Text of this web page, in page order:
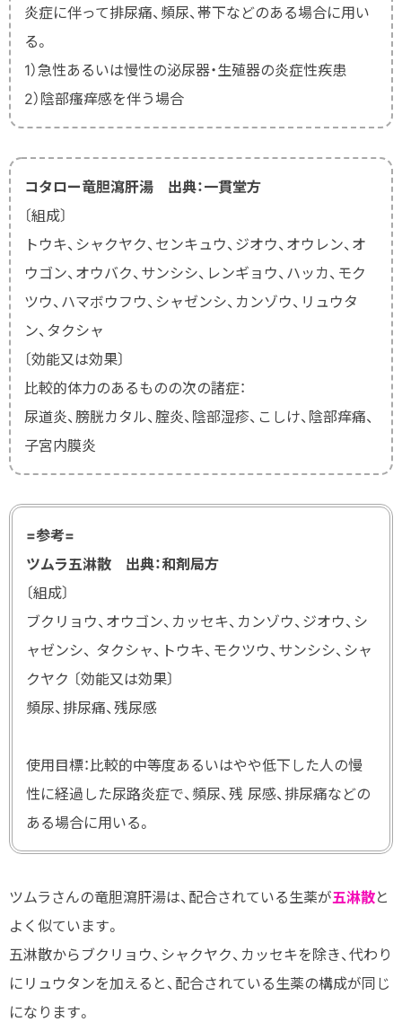
炎症に伴って排尿痛、頻尿、帯下などのある場合に用い
る。
1）急性あるいは慢性の泌尿器・生殖器の炎症性疾患
2）陰部瘙痒感を伴う場合
コタロー竜胆瀉肝湯 出典：一貫堂方
〔組成〕
トウキ、シャクヤク、センキュウ、ジオウ、オウレン、オ
ウゴン、オウバク、サンシシ、レンギョウ、ハッカ、モク
ツウ、ハマボウフウ、シャゼンシ、カンゾウ、リュウタ
ン、タクシャ
〔効能又は効果〕
比較的体力のあるものの次の諸症：
尿道炎、膀胱カタル、腟炎、陰部湿疹、こしけ、陰部痒痛、
子宮内膜炎
=参考=
ツムラ五淋散 出典：和剤局方
〔組成〕
ブクリョウ、オウゴン、カッセキ、カンゾウ、ジオウ、シ
ャゼンシ、 タクシャ、トウキ、モクツウ、サンシシ、シャ
クヤク 〔効能又は効果〕
頻尿、排尿痛、残尿感
使用目標：比較的中等度あるいはやや低下した人の慢
性に経過した尿路炎症で、頻尿、残 尿感、排尿痛などの
ある場合に用いる。
ツムラさんの竜胆瀉肝湯は、配合されている生薬が五淋散と
よく似ています。
五淋散からブクリョウ、シャクヤク、カッセキを除き、代わり
にリュウタンを加えると、配合されている生薬の構成が同じ
になります。